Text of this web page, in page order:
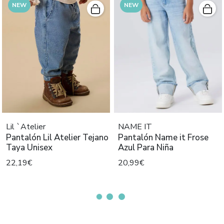
NEW
Lil `Atelier
Pantalón Lil Atelier Tejano
Taya Unisex
22,19€
NEW
NAME IT
Pantalón Name it Frose
Azul Para Niña
20,99€